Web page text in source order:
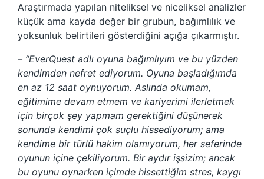
Araştırmada yapılan niteliksel ve niceliksel analizler
küçük ama kayda değer bir grubun, bağımlılık ve
yoksunluk belirtileri gösterdiğini açığa çıkarmıştır.
– “EverQuest adlı oyuna bağımlıyım ve bu yüzden
kendimden nefret ediyorum. Oyuna başladığımda
en az 12 saat oynuyorum. Aslında okumam,
eğitimime devam etmem ve kariyerimi ilerletmek
için birçok şey yapmam gerektiğini düşünerek
sonunda kendimi çok suçlu hissediyorum; ama
kendime bir türlü hakim olamıyorum, her seferinde
oyunun içine çekiliyorum. Bir aydır işsizim; ancak
bu oyunu oynarken içimde hissettiğim stres, kaygı